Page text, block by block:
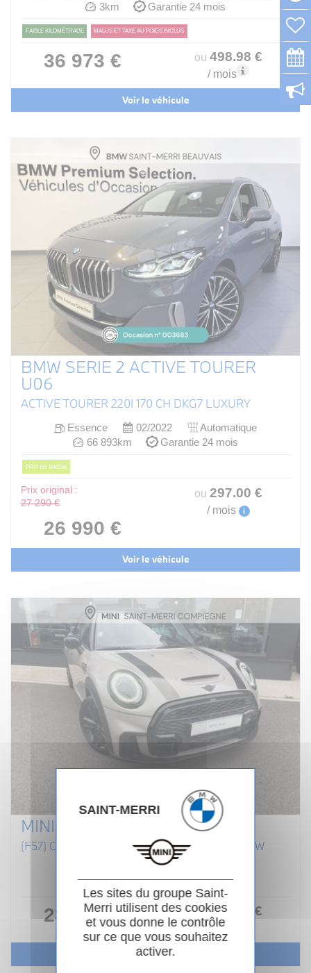
3km
Garantie 24 mois
FAIBLE KILOMÉTRAGE MALUS ET TAXE AU POIDS INCLUS
36 973 € ou 498.98 €
/ mois
Voir le véhicule
BMW SERIE 2 ACTIVE TOURER
U06
ACTIVE TOURER 220I 170 CH DKG7 LUXURY
Essence 02/2022
Automatique
66 893km
Garantie 24 mois
PRIX EN BAISSE
Prix original :
27 290 €
26 990 €
ou 297.00 €
/ mois i
Voir le véhicule
MINI CABRIOLET F57 LCI II
(F57) COOPER S 192 CABRIOLET FINITION JCW
23 990 € ou264 €
/ mois
Voir le véhicule
SAINT-MERRI
Les sites du groupe Saint-
Merri utilisent des cookies
et vous donne le contrôle
sur ce que vous souhaitez
activer.